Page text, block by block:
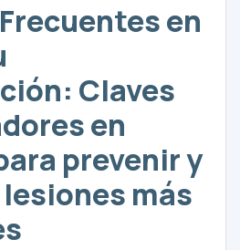
en
Claves
en
prevenir y
más